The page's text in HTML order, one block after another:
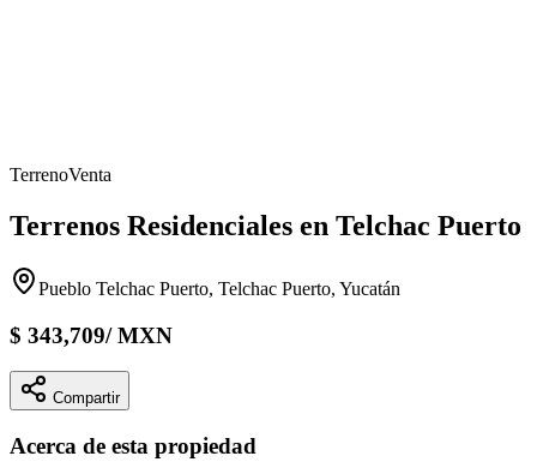
TerrenoVenta
Terrenos Residenciales en Telchac Puerto
Pueblo Telchac Puerto, Telchac Puerto, Yucatán
$ 343,709/MXN
Compartir
Acerca de esta propiedad